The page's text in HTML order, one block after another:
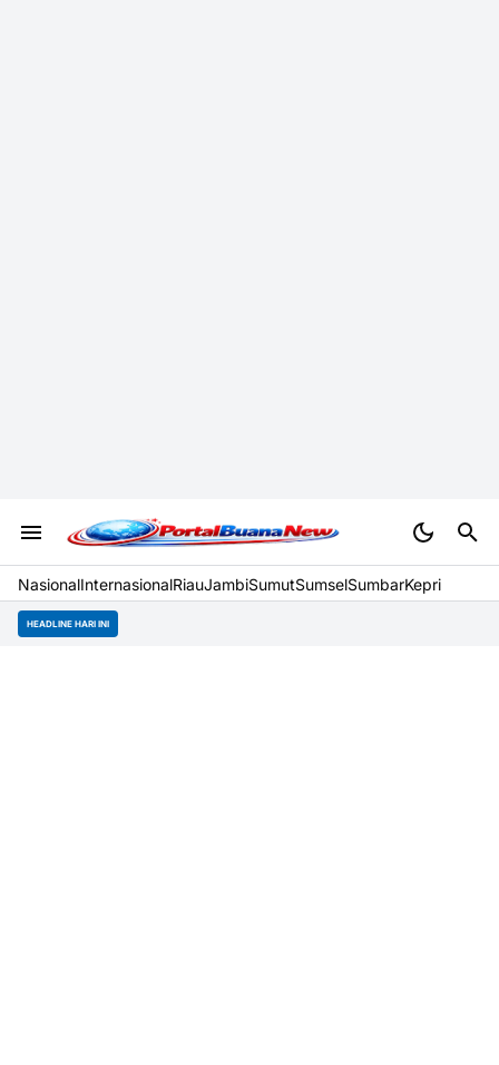
NasionalInternasionalRiauJambiSumutSumselSumbarKepri
HEADLINE HARI INI